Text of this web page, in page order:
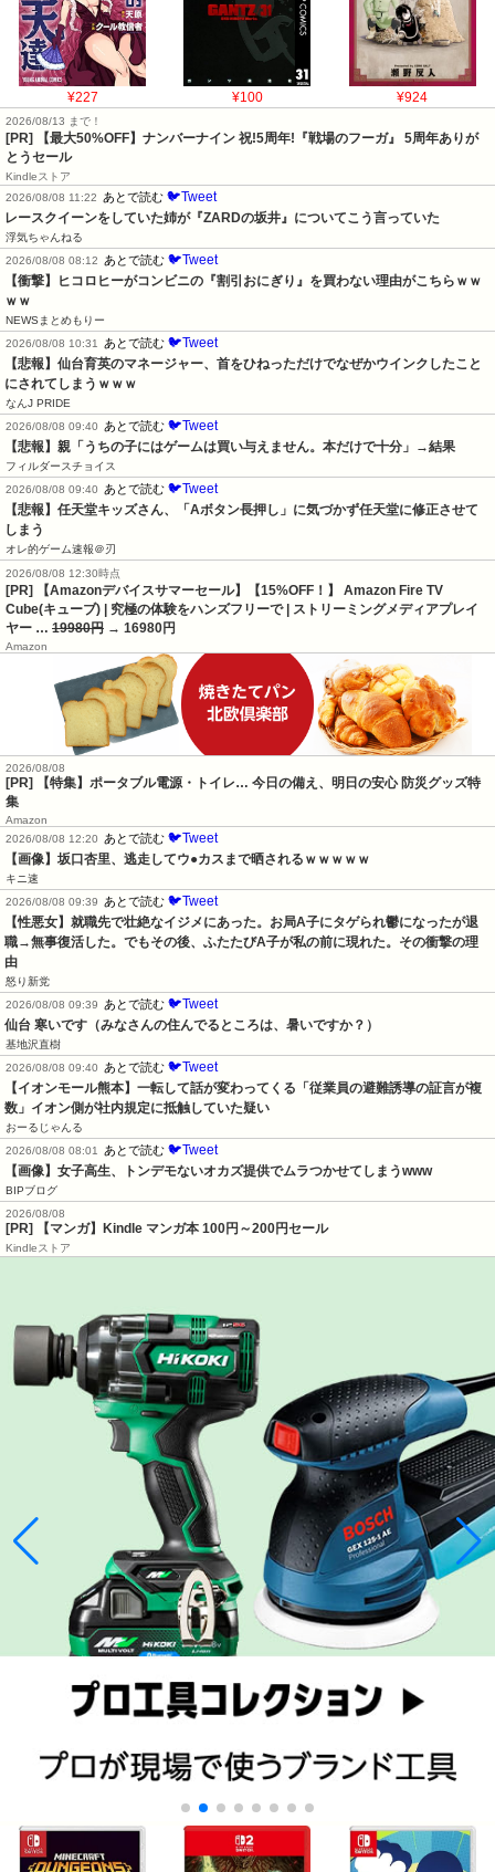
¥227 ¥100 ¥924
2026/08/13 まで！
[PR] 【最大50%OFF】ナンバーナイン 祝!5周年!『戦場のフーガ』 5周年ありが
とうセール
Kindleストア
2026/08/08 11:22
あとで読む 🐦Tweet
レースクイーンをしていた姉が『ZARDの坂井』についてこう言っていた
浮気ちゃんねる
2026/08/08 08:12
あとで読む 🐦Tweet
【衝撃】ヒコロヒーがコンビニの『割引おにぎり』を買わない理由がこちらｗｗ
ｗｗ
NEWSまとめもりー
2026/08/08 10:31
あとで読む 🐦Tweet
【悲報】仙台育英のマネージャー、首をひねっただけでなぜかウインクしたこと
にされてしまうｗｗｗ
なんJ PRIDE
2026/08/08 09:40
あとで読む 🐦Tweet
【悲報】親「うちの子にはゲームは買い与えません。本だけで十分」→結果
フィルダースチョイス
2026/08/08 09:40
あとで読む 🐦Tweet
【悲報】任天堂キッズさん、「Aボタン長押し」に気づかず任天堂に修正させて
しまう
オレ的ゲーム速報＠刃
2026/08/08 12:30時点
[PR] 【Amazonデバイスサマーセール】【15%OFF！】 Amazon Fire TV
Cube(キューブ) | 究極の体験をハンズフリーで | ストリーミングメディアプレイ
ヤー … 19980円 → 16980円
Amazon
2026/08/08
[PR] 【特集】ポータブル電源・トイレ… 今日の備え、明日の安心 防災グッズ特
集
Amazon
2026/08/08 12:20
あとで読む 🐦Tweet
【画像】坂口杏里、逃走してウ●カスまで晒されるｗｗｗｗｗ
キニ速
2026/08/08 09:39
あとで読む 🐦Tweet
【性悪女】就職先で壮絶なイジメにあった。お局A子にタゲられ鬱になったが退
職→無事復活した。でもその後、ふたたびA子が私の前に現れた。その衝撃の理
由
怒り新党
2026/08/08 09:39
あとで読む 🐦Tweet
仙台 寒いです（みなさんの住んでるところは、暑いですか？）
基地沢直樹
2026/08/08 09:40
あとで読む 🐦Tweet
【イオンモール熊本】一転して話が変わってくる「従業員の避難誘導の証言が複
数」イオン側が社内規定に抵触していた疑い
おーるじゃんる
2026/08/08 08:01
あとで読む 🐦Tweet
【画像】女子高生、トンデモないオカズ提供でムラつかせてしまうwww
BIPブログ
2026/08/08
[PR] 【マンガ】Kindle マンガ本 100円～200円セール
Kindleストア